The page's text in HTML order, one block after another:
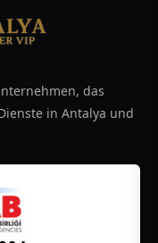
das
in Antalya und